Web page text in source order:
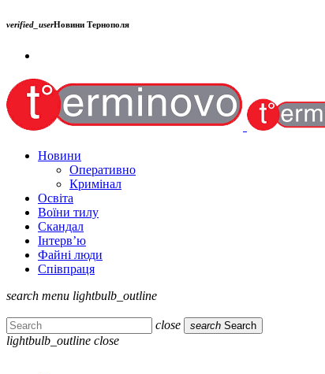
verified_userНовини Тернополя
Новини
Оперативно
Кримінал
Освіта
Воїни тилу
Скандал
Інтерв’ю
Файні люди
Співпраця
search menu lightbulb_outline
close search Search
lightbulb_outline close